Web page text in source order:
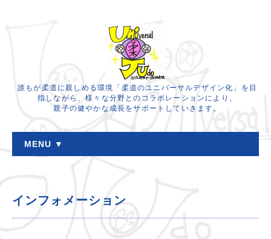
誰もが柔道に親しめる環境「柔道のユニバーサルデザイン化」を目
指しながら、様々な分野とのコラボレーションにより、
親子の健やかな成長をサポートしていきます。
MENU ▼
インフォメーション